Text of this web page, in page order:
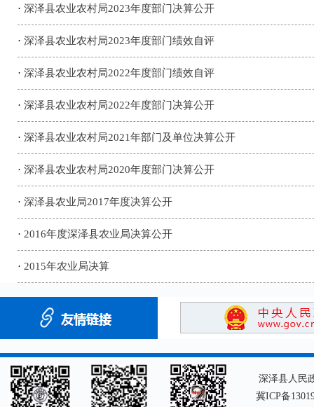
· 深泽县农业农村局2023年度部门决算公开
· 深泽县农业农村局2023年度部门绩效自评
· 深泽县农业农村局2022年度部门绩效自评
· 深泽县农业农村局2022年度部门决算公开
· 深泽县农业农村局2021年部门及单位决算公开
· 深泽县农业农村局2020年度部门决算公开
· 深泽县农业局2017年度决算公开
· 2016年度深泽县农业局决算公开
· 2015年农业局决算